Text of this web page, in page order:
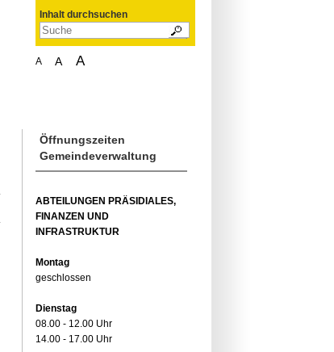
Inhalt durchsuchen
A A A
Öffnungszeiten
Gemeindeverwaltung
ABTEILUNGEN PRÄSIDIALES,
FINANZEN UND
INFRASTRUKTUR
Montag
geschlossen
Dienstag
08.00 - 12.00 Uhr
14.00 - 17.00 Uhr